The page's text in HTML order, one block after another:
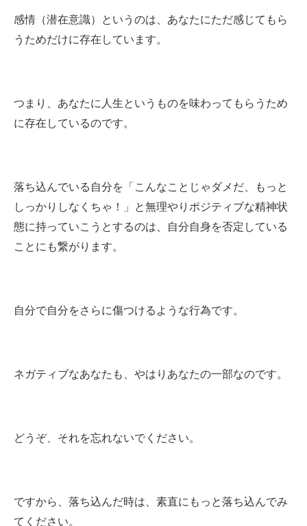
感情（潜在意識）というのは、あなたにただ感じてもら
うためだけに存在しています。
つまり、あなたに人生というものを味わってもらうため
に存在しているのです。
落ち込んでいる自分を「こんなことじゃダメだ、もっと
しっかりしなくちゃ！」と無理やりポジティブな精神状
態に持っていこうとするのは、自分自身を否定している
ことにも繋がります。
自分で自分をさらに傷つけるような行為です。
ネガティブなあなたも、やはりあなたの一部なのです。
どうぞ、それを忘れないでください。
ですから、落ち込んだ時は、素直にもっと落ち込んでみ
てください。